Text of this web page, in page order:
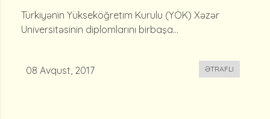
Türkiyənin Yükseköğretim Kurulu (YÖK) Xəzər
Universitəsinin diplomlarını birbaşa...
08 Avqust, 2017 ƏTRAFLI